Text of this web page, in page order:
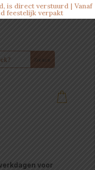
is direct verstuurd | Vanaf
feestelijk verpakt
voor